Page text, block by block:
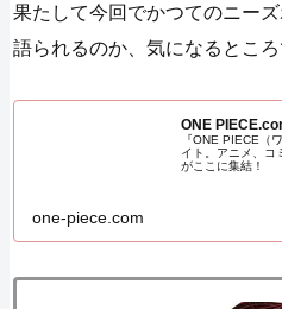
果たして今回でかつてのニー
語られるのか、気になるところ
ONE
『ONE PIECE（
イト。アニメ、コ
がここに集結！
one-piece.com